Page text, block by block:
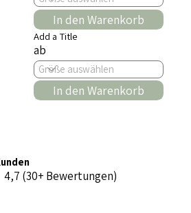
In den Warenkorb
Add a Title
ab
In den Warenkorb
4,7 (30+ Bewertungen)